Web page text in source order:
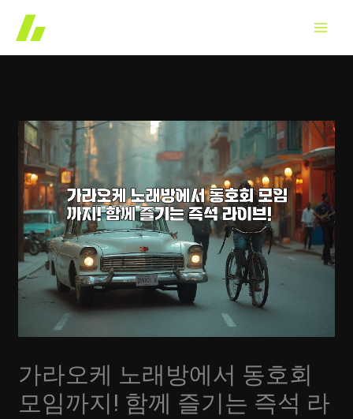
츠
가라오케 노래방에서 동호회
모임까지! 함께 즐기는 즉석 라